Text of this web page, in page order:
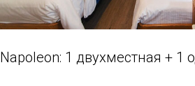
Napoleon: 1 двухместная + 1